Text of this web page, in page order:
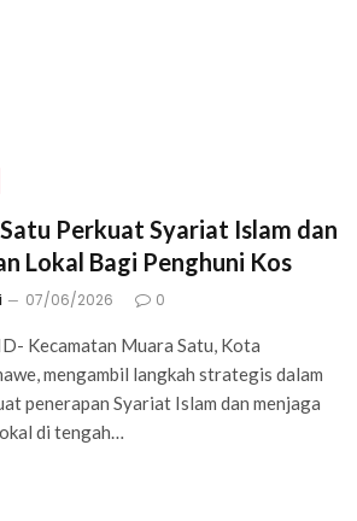
Perkuat Syariat Islam dan
Lokal Bagi Penghuni Kos
07/06/2026 0
Kecamatan Muara Satu, Kota
mengambil langkah strategis dalam
penerapan Syariat Islam dan menjaga
di tengah…